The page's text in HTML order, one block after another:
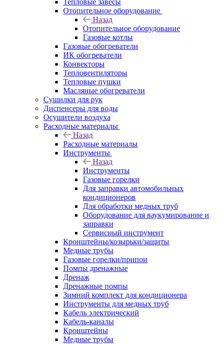
Тепловые завесы
Отопительное оборудование
Назад
Отопительное оборудование
Газовые котлы
Газовые обогреватели
ИК обогреватели
Конвекторы
Тепловентиляторы
Тепловые пушки
Масляные обогреватели
Сушилки для рук
Диспенсеры для воды
Осушители воздуха
Расходные материалы
Назад
Расходные материалы
Инструменты
Назад
Инструменты
Газовые горелки
Для заправки автомобильных
кондиционеров
Для обработки медных труб
Оборудование для ваукумирование и
заправки
Сервисный инструмент
Кронштейны/козырьки/защиты
Медные трубы
Газовые горелки/припои
Помпы дренажные
Дренаж
Дренажные помпы
Зимний комплект для кондиционера
Инструменты для медных труб
Кабель электрический
Кабель-каналы
Кронштейны
Медные трубы